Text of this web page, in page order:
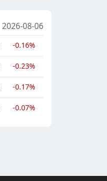
2026-08-06
-0.16%
-0.23%
-0.17%
-0.07%